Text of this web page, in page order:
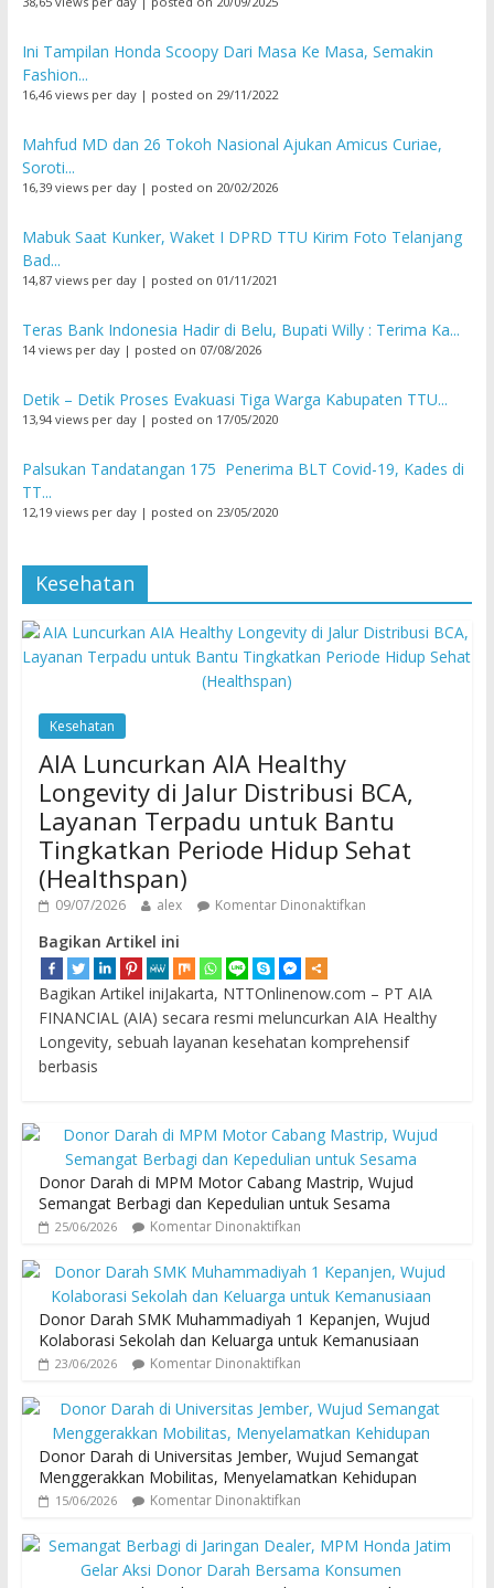
Ini Tampilan Honda Scoopy Dari Masa Ke Masa, Semakin
Fashion...
16,46 views per day| posted on 29/11/2022
Mahfud MD dan 26 Tokoh Nasional Ajukan Amicus Curiae,
Soroti...
16,39 views per day| posted on 20/02/2026
Mabuk Saat Kunker, Waket I DPRD TTU Kirim Foto Telanjang
Bad...
14,87 views per day| posted on 01/11/2021
Teras Bank Indonesia Hadir di Belu, Bupati Willy : Terima Ka...
14 views per day| posted on 07/08/2026
Detik – Detik Proses Evakuasi Tiga Warga Kabupaten TTU...
13,94 views per day| posted on 17/05/2020
Palsukan Tandatangan 175 Penerima BLT Covid-19, Kades di
TT...
12,19 views per day| posted on 23/05/2020
Kesehatan
Kesehatan
AIA Luncurkan AIA Healthy
Longevity di Jalur Distribusi BCA,
Layanan Terpadu untuk Bantu
Tingkatkan Periode Hidup Sehat
(Healthspan)
09/07/2026 alex Komentar Dinonaktifkan
Bagikan Artikel ini
Bagikan Artikel iniJakarta, NTTOnlinenow.com – PT AIA
FINANCIAL (AIA) secara resmi meluncurkan AIA Healthy
Longevity, sebuah layanan kesehatan komprehensif
berbasis
Donor Darah di MPM Motor Cabang Mastrip, Wujud
Semangat Berbagi dan Kepedulian untuk Sesama
25/06/2026 Komentar Dinonaktifkan
Donor Darah SMK Muhammadiyah 1 Kepanjen, Wujud
Kolaborasi Sekolah dan Keluarga untuk Kemanusiaan
23/06/2026 Komentar Dinonaktifkan
Donor Darah di Universitas Jember, Wujud Semangat
Menggerakkan Mobilitas, Menyelamatkan Kehidupan
15/06/2026 Komentar Dinonaktifkan